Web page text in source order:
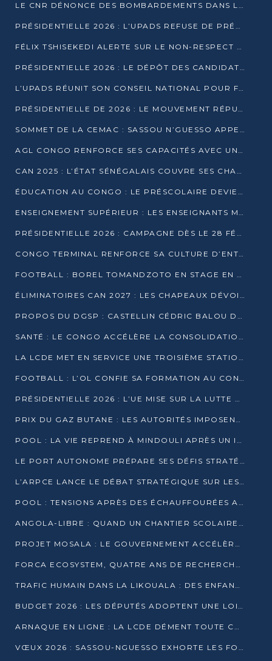
LE CNR DÉNONCE DES BOMBARDEMENTS DANS LE POOL ET ACCUSE LE GOUVERNEMENT
PRÉSIDENTIELLE 2026 : L’UPADS REFUSE DE PRÉSENTER UN CANDIDAT ET DÉNONCE UN PROCESSUS NON CRÉDIBLE
FÉLIX TSHISEKEDI ALERTE SUR LE NON-RESPECT DES ENGAGEMENTS DE PAIX APRÈS SA RENCONTRE AVEC D. SASSOU-NGUESSO
PRÉSIDENTIELLE 2026 : LE DÉPÔT DES CANDIDATURES OUVERT DU 29 JANVIER AU 12 FÉVRIER
L’UPADS RÉUNIT SON CONSEIL NATIONAL POUR FIXER SA LIGNE POLITIQUE À DEUX MOIS DE LA PRÉSIDENTIELLE
PRÉSIDENTIELLE DE 2026 : LE MOUVEMENT RÉPUBLICAIN DÉNONCE UNE CONVOCATION ÉLECTORALE « OPAQUE ET PRÉCIPITÉE »
SOMMET DE LA CEMAC : SASSOU N’GUESSO APPELLE À LA VIGILANCE FACE AUX RISQUES ÉCONOMIQUES
AGL CONGO RENFORCE SES CAPACITÉS AVEC UNE GRUE DE 250 TONNES
CAN 2025 : L’ÉTAT SÉNÉGALAIS COUVRE SES CHAMPIONS D’AFRIQUE DE RÉCOMPENSES EXCEPTIONNELLES
ÉDUCATION AU CONGO : LE PRÉSCOLAIRE DEVIENT OBLIGATOIRE, LE BTS CONSACRÉ DIPLÔME D’ÉTAT
ENSEIGNEMENT SUPÉRIEUR : LES ENSEIGNANTS MAINTIENNENT LA GRÈVE ET EXIGENT UN ACCORD ÉCRIT AVEC L’ÉTAT
PRÉSIDENTIELLE 2026 : CAMPAGNE DÈS LE 28 FÉVRIER, SCRUTIN LES 12 ET 15 MARS
CONGO TERMINAL RENFORCE SA CULTURE D’ENTREPRISE AVEC LE PROGRAMME « WIN TOGETHER »
FOOTBALL : BOREL TOMANDZOTO EN STAGE EN ESPAGNE AVEC POLISSYA FC
ÉLIMINATOIRES CAN 2027 : LES CHAPEAUX DÉVOILÉS, LE CONGO FIXÉ SUR SON SORT
PROPOS DU DGSP : CASTELLIN CÉDRIC BALOU DÉNONCE DES PROPOS INTIMIDANTS
SANTÉ : LE CONGO ACCÉLÈRE LA CONSOLIDATION DE L’OFFRE DE SOINS
LA LCDE MET EN SERVICE UNE TROISIÈME STATION D’EAU POTABLE À MFILOU
FOOTBALL : L’OL CONFIE SA FORMATION AU CONGOLAIS CHRISTIAN BASSILA
PRÉSIDENTIELLE 2026 : L’UE MISE SUR LA LUTTE CONTRE LA DÉSINFORMATION
PRIX DU GAZ BUTANE : LES AUTORITÉS IMPOSENT LE RESPECT DES PRIX RÉGLEMENTÉS
POOL : LA VIE REPREND À MINDOULI APRÈS UN INCIDENT ARMÉ SUR LA RN1
LE PORT AUTONOME PRÉPARE SES DÉFIS STRATÉGIQUES DE 2026
L’ARPCE LANCE LE DÉBAT STRATÉGIQUE SUR LES DONNÉES, L’IA ET LA FINANCE NUMÉRIQUE AU CONGO
POOL : TENSIONS APRÈS DES ÉCHAUFFOURÉES ARMÉES ENTRE DGSP ET EX-MILICIENS NINJA
ANGOLA-LIBRE : QUAND UN CHANTIER SCOLAIRE DEVIENT LE MIROIR D’UN CONGO EN MOUVEMENT
PROJET MOSALA : LE GOUVERNEMENT ACCÉLÈRE L’INSERTION DES JEUNES EN 2026
FORCA ECOSYSTEM, QUATRE ANS DE RECHERCHE DE TERRAIN AVANT UN LANCEMENT OFFICIEL EN 2026
TRAFIC HUMAIN DANS LA LIKOUALA : DES ENFANTS AUTOCHTONES RÉDUITS AU TRAVAIL FORCÉ
BUDGET 2026 : LES DÉPUTÉS ADOPTENT UNE LOI DES FINANCES DE PLUS DE 2500 MILLIARDS FCFA
ARNAQUE EN LIGNE : LA LCDE DÉMENT TOUTE CAMPAGNE DE RECRUTEMENT
VŒUX 2026 : SASSOU-NGUESSO EXHORTE LES FORCES VIVES À RENFORCER L’UNITÉ